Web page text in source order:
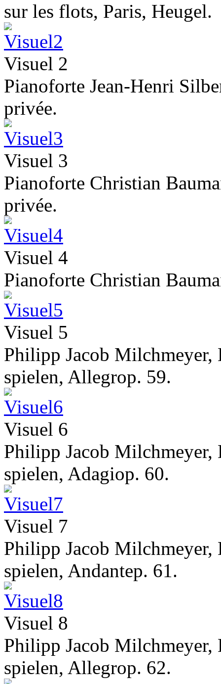
sur les flots, Paris, Heugel.
Visuel 2
Pianoforte Jean-Henri
privée.
Visuel 3
Pianoforte Christian
privée.
Visuel 4
Pianoforte Christian
Visuel 5
Philipp Jacob Milchmeyer,
spielen, Allegrop. 59.
Visuel 6
Philipp Jacob Milchmeyer,
spielen, Adagiop. 60.
Visuel 7
Philipp Jacob Milchmeyer,
spielen, Andantep. 61.
Visuel 8
Philipp Jacob Milchmeyer,
spielen, Allegrop. 62.